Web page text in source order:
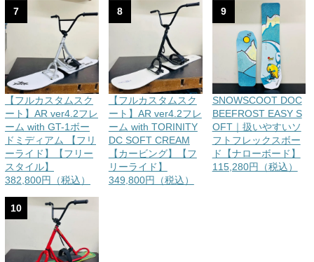
7
【フルカスタムスク
ート】AR ver4.2フレ
ーム with GT-1ボー
ドミディアム 【フリ
ーライド】【フリー
スタイル】
382,800円（税込）
8
【フルカスタムスク
ート】AR ver4.2フレ
ーム with TORINITY
DC SOFT CREAM
【カービング】【フ
リーライド】
349,800円（税込）
9
SNOWSCOOT DOC
BEEFROST EASY S
OFT｜扱いやすいソ
フトフレックスボー
ド【ナローボード】
115,280円（税込）
10